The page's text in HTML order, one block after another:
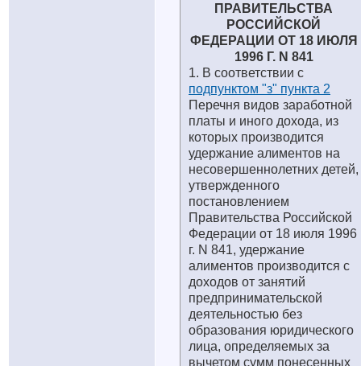
ПРАВИТЕЛЬСТВА
РОССИЙСКОЙ
ФЕДЕРАЦИИ ОТ 18 ИЮЛЯ
1996 Г. N 841
1. В соответствии с
подпунктом "з" пункта 2
Перечня видов заработной
платы и иного дохода, из
которых производится
удержание алиментов на
несовершеннолетних детей,
утвержденного
постановлением
Правительства Российской
Федерации от 18 июля 1996
г. N 841, удержание
алиментов производится с
доходов от занятий
предпринимательской
деятельностью без
образования юридического
лица, определяемых за
вычетом сумм понесенных